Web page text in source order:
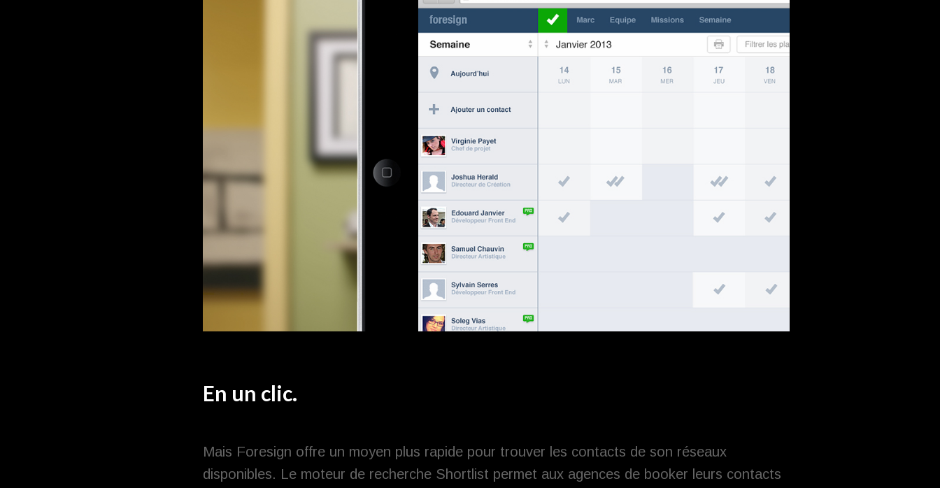
En un clic.
Mais Foresign offre un moyen plus rapide pour trouver les contacts de son réseaux
disponibles. Le moteur de recherche Shortlist permet aux agences de booker leurs contacts